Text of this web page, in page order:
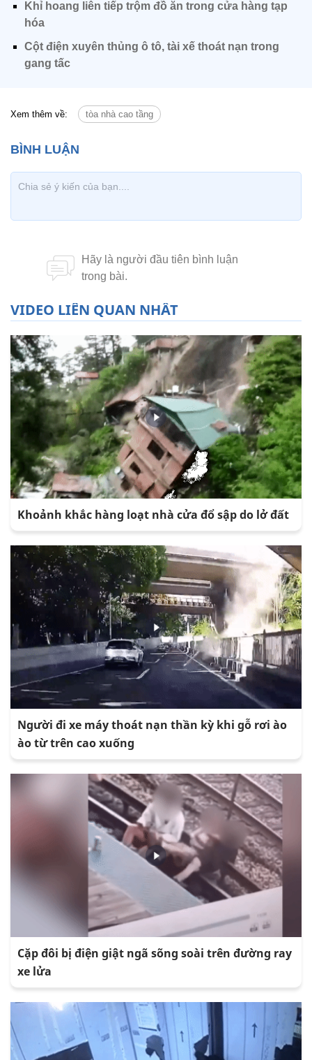
Khỉ hoang liên tiếp trộm đồ ăn trong cửa hàng tạp
hóa
Cột điện xuyên thủng ô tô, tài xế thoát nạn trong
gang tấc
Xem thêm về: tòa nhà cao tầng
VIDEO LIÊN QUAN NHẤT
Khoảnh khắc hàng loạt nhà cửa đổ sập do lở đất
Người đi xe máy thoát nạn thần kỳ khi gỗ rơi ào
ào từ trên cao xuống
Cặp đôi bị điện giật ngã sõng soài trên đường ray
xe lửa